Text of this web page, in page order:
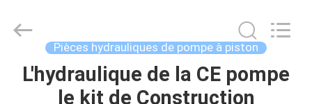
MAISON
Elephant
Fluid
Reserved.
Pièces hydrauliques de pompe à piston
L'hydraulique de la CE pompe
le kit de Construction